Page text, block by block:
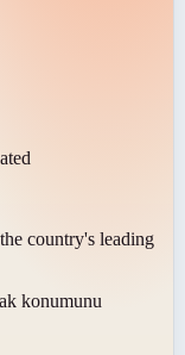
country's leading
konumunu